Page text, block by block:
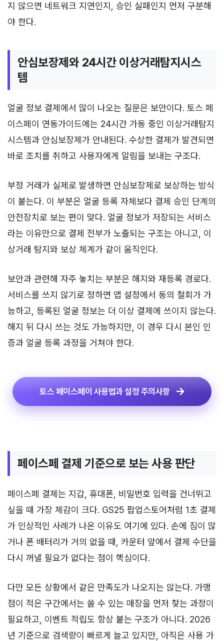
지 않으면 네트워크 지연인지, 승인 실패인지 먼저 구분해
야 한다.
안심보장제와 24시간 이상거래탐지시스
템
얼굴 정보 결제에서 많이 나오는 질문은 보안이다. 토스 페
이스페이 연동가이드에는 24시간 가동 중인 이상거래탐지
시스템과 안심보장제가 안내된다. 수상한 결제가 발견되면
바로 조치를 취하고 사용자에게 알림을 보내는 구조다.
부정 거래가 실제로 발생하면 안심보장제로 보상하는 방식
이 붙는다. 이 부분은 얼굴 등록 자체보다 결제 승인 단계의
안전장치로 보는 편이 맞다. 얼굴 정보가 저장되는 서비스
라는 이유만으로 결제 전부가 노출되는 구조는 아니고, 이
상거래 탐지와 보상 체계가 같이 움직인다.
보안과 관련해 자주 놓치는 부분은 해지와 재등록 경로다.
서비스를 쓰지 않기로 정하면 앱 설정에서 동의 철회가 가
능하고, 등록된 얼굴 정보는 더 이상 결제에 쓰이지 않는다.
해지 뒤 다시 쓰는 것도 가능하지만, 이 경우 다시 본인 인
증과 얼굴 등록 과정을 거쳐야 한다.
토스 페이스페이 사용법과 설정 주의사항
페이스페 결제 기준으로 보는 사용 판단
페이스페 결제는 지갑, 휴대폰, 비밀번호 입력을 건너뛰고
싶을 때 가장 체감이 크다. GS25 팝업스토어처럼 1초 결제
가 인상적인 사례가 나온 이유도 여기에 있다. 손에 짐이 많
거나 폰 배터리가 거의 없을 때, 카운터 앞에서 결제 수단을
다시 꺼낼 필요가 없다는 점이 핵심이다.
다만 모든 상황에서 같은 만족도가 나오지는 않는다. 가맹
점이 적은 구간에서는 쓸 수 있는 매장을 먼저 찾는 과정이
필요하고, 이벤트 적립도 항상 붙는 구조가 아니다. 2026
년 기준으로 검색량이 빠르게 늘고 있지만, 아직은 사용 가